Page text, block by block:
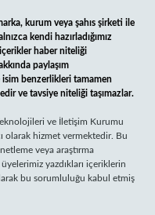
kurum veya şahıs şirketi ile
kendi hazırladığımız
haber niteliği
paylaşım
isim benzerlikleri tamamen
ve tavsiye niteliği taşımazlar.
ve İletişim Kurumu
olarak hizmet vermektedir. Bu
veya araştırma
yazdıkları içeriklerin
bu sorumluluğu kabul etmiş